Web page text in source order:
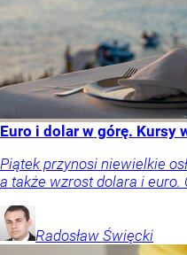
Euro i dolar w górę. Kursy
Piątek przynosi niewielkie
a także wzrost dolara i euro.
Radosław Święcki